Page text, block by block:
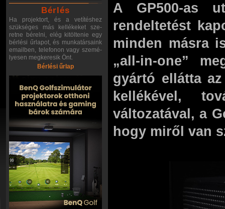
Bérlés
Ha projektort, és a vetítéshez
szükséges más kellékeket sze-
retne bérelni, elég kitöltenie egy
bérlési űrlapot, és munkatársaink
emailben, telefonon vagy szemé-
lyesen megkeresik Önt.
Bérlési űrlap
A GP500-as
rendeltetést
minden másra
„all-in-one”
gyártó ellátta
kellékével,
változatával, a
hogy miről van